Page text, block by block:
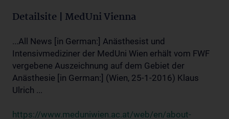
Detailsite | MedUni Vienna
...All News [in German:] Anästhesist und
Intensivmediziner der MedUni Wien erhält vom FWF
vergebene Auszeichnung auf dem Gebiet der
Anästhesie [in German:] (Wien, 25-1-2016) Klaus
Ulrich ...
https://www.meduniwien.ac.at/web/en/about-